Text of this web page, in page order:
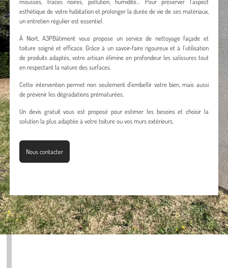
esthétique de votre habitation et prolonger la durée de vie de ses matériaux,
un entretien régulier est essentiel.
À Niort, A3PBâtiment vous propose un service de nettoyage façade et
toiture soigné et efficace. Grâce à un savoir-faire rigoureux et à l’utilisation
de produits adaptés, votre artisan élimine en profondeur les salissures tout
en respectant la nature des surfaces.
Cette intervention permet non seulement d’embellir votre bien, mais aussi
de prévenir les dégradations prématurées.
Un devis gratuit vous est proposé pour estimer les besoins et choisir la
solution la plus adaptée à votre toiture ou vos murs extérieurs.
Nous contacter